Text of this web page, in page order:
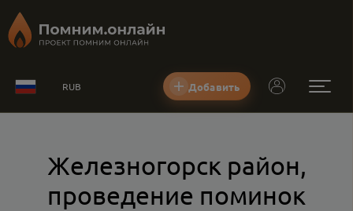
RUB Добавить
Железногорск район,
проведение поминок